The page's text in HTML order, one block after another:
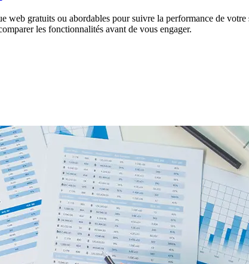
gratuits ou abordables pour suivre la performance de
les fonctionnalités avant de vous engager.